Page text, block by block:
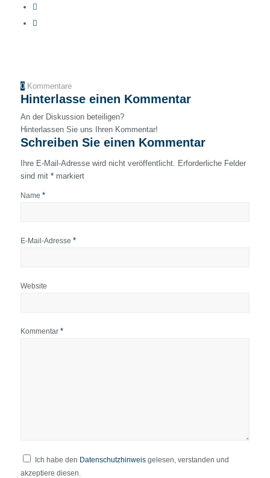
0 Kommentare
Hinterlasse einen Kommentar
An der Diskussion beteiligen?
Hinterlassen Sie uns Ihren Kommentar!
Schreiben Sie einen Kommentar
Ihre E-Mail-Adresse wird nicht veröffentlicht.
Erforderliche Felder
sind mit *markiert
Name *
E-Mail-Adresse *
Website
Kommentar *
Ich habe den Datenschutzhinweisgelesen, verstanden und
akzeptiere diesen.